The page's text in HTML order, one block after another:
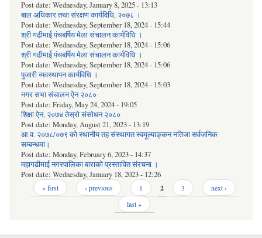
Post date: Wednesday, January 8, 2025 - 13:13
बाल अधिकार तथा संरक्षण कार्यविधि, २०७८ ।
Post date: Wednesday, September 18, 2024 - 15:44
श्री गढीमाई पंचबर्षिय मेला संचालन कार्यविधि ।
Post date: Wednesday, September 18, 2024 - 15:06
श्री गढीमाई पंचबर्षिय मेला संचालन कार्यविधि ।
Post date: Wednesday, September 18, 2024 - 15:06
पुजारी व्यवस्थापन कार्यविधि ।
Post date: Wednesday, September 18, 2024 - 15:03
नगर सभा संचालन ऐन २०८०
Post date: Friday, May 24, 2024 - 19:05
शिक्षा ऐन, २०७४ तेस्रो संसोधन २०८०
Post date: Monday, August 21, 2023 - 13:19
आ.व. २०७८/०७९ को स्थानीय तह संस्थागत स्वमूल्याङ्कन नतिजा सर्वजनिक
सम्बन्धमा।
Post date: Monday, February 6, 2023 - 14:37
महागढीमाई नगरपालिका बाराको प्रस्तावित संरचना ।
Post date: Wednesday, January 18, 2023 - 12:26
Pages« first ‹ previous 1 2 3
next ›
last »